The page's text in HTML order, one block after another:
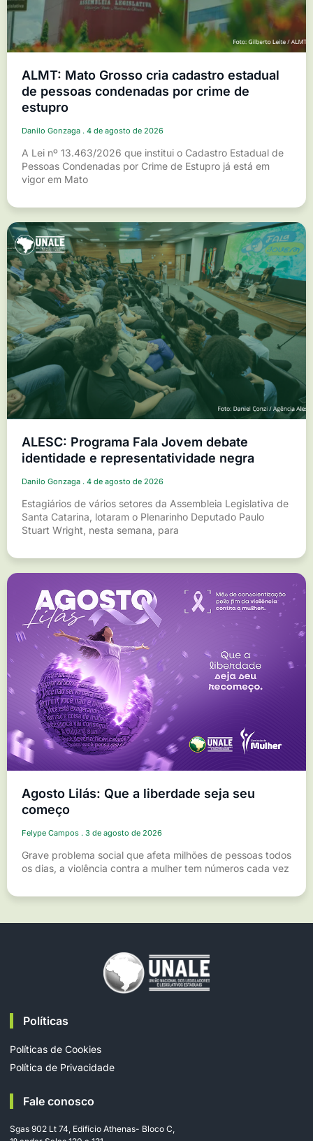
ALMT: Mato Grosso cria cadastro estadual
de pessoas condenadas por crime de
estupro
Danilo Gonzaga 4 de agosto de 2026
A Lei nº 13.463/2026 que institui o Cadastro Estadual de
Pessoas Condenadas por Crime de Estupro já está em
vigor em Mato
ALESC: Programa Fala Jovem debate
identidade e representatividade negra
Danilo Gonzaga 4 de agosto de 2026
Estagiários de vários setores da Assembleia Legislativa de
Santa Catarina, lotaram o Plenarinho Deputado Paulo
Stuart Wright, nesta semana, para
Agosto Lilás: Que a liberdade seja seu
começo
Felype Campos 3 de agosto de 2026
Grave problema social que afeta milhões de pessoas todos
os dias, a violência contra a mulher tem números cada vez
Políticas
Políticas de Cookies
Política de Privacidade
Fale conosco
Sgas 902 Lt 74, Edifício Athenas- Bloco C,